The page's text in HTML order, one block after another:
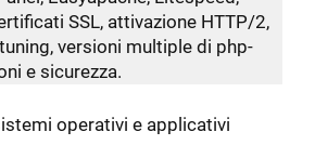
SSL, attivazione HTTP/2,
versioni multiple di php-
e sicurezza.
operativi e applicativi